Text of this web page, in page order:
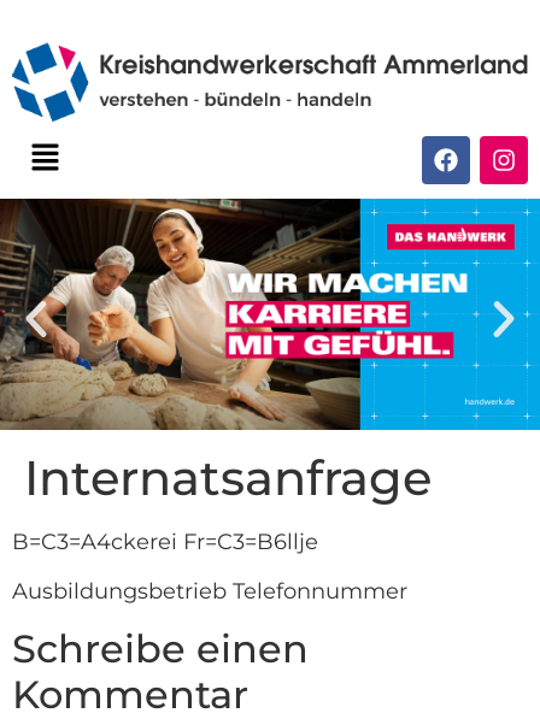
Internatsanfrage
B=C3=A4ckerei Fr=C3=B6llje
Ausbildungsbetrieb Telefonnummer
Schreibe einen
Kommentar